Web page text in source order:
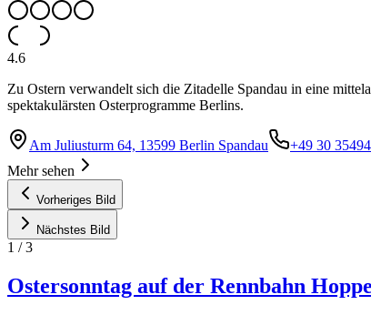
4.6
Zu Ostern verwandelt sich die Zitadelle Spandau in eine
spektakulärsten Osterprogramme Berlins.
Am Juliusturm 64, 13599 Berlin Spandau +49 30
Mehr sehen
Vorheriges Bild
Nächstes Bild
1 /3
Ostersonntag auf der Rennbahn